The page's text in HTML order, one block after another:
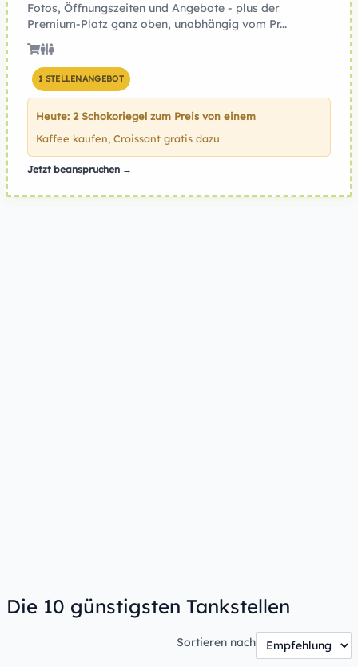
Fotos, Öffnungszeiten und Angebote - plus der
Premium-Platz ganz oben, unabhängig vom Pr...
1 STELLENANGEBOT
Heute: 2 Schokoriegel zum Preis von einem
Kaffee kaufen, Croissant gratis dazu
Jetzt beanspruchen →
Die 10 günstigsten Tankstellen
Sortieren nach